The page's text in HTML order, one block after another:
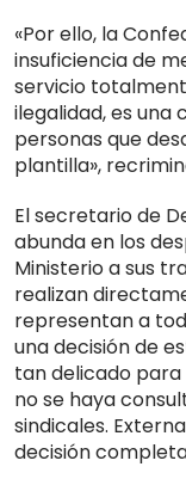
«Por ello, la
insuficiencia de
servicio
ilegalidad, es
personas que
plantilla»,
El secretario de
abunda en los
Ministerio a sus
realizan
representan a
una decisión de
tan delicado
no se haya
sindicales.
decisión